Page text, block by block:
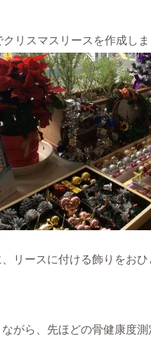
リスマスリースを作成し
リースに付ける飾りをお
がら、先ほどの骨健康度